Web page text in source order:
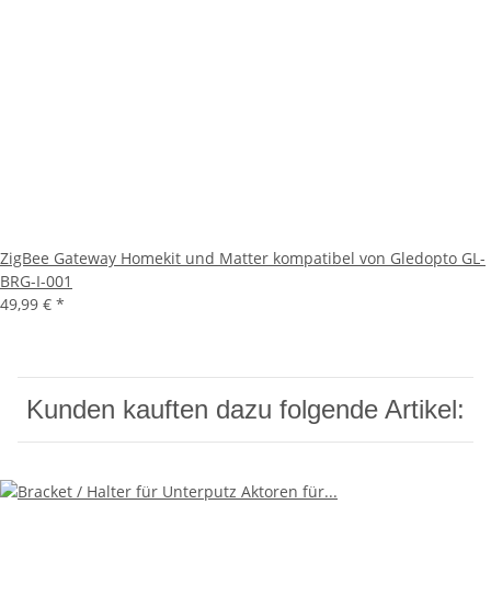
ZigBee Gateway Homekit und Matter kompatibel von Gledopto GL-
BRG-I-001
49,99 € *
Kunden kauften dazu folgende Artikel: